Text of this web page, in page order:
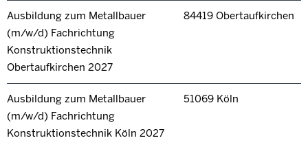
Ausbildung zum Metallbauer
(m/w/d) Fachrichtung
Konstruktionstechnik
Obertaufkirchen 2027
84419 Obertaufkirchen
Ausbildung zum Metallbauer
(m/w/d) Fachrichtung
Konstruktionstechnik Köln 2027
51069 Köln